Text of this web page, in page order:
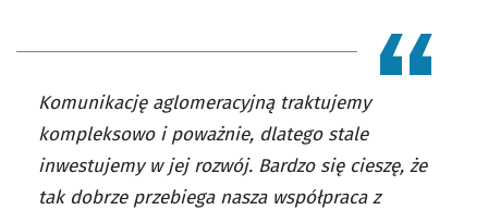
Komunikację aglomeracyjną traktujemy
kompleksowo i poważnie, dlatego stale
inwestujemy w jej rozwój. Bardzo się cieszę, że
tak dobrze przebiega nasza współpraca z